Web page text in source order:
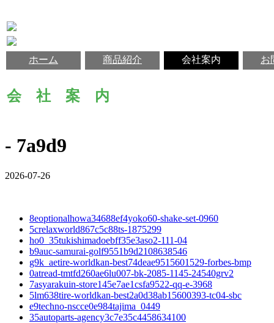
ホーム 商品紹介 会社案内 お
会 社 案 内
- 7a9d9
2026-07-26
8eoptionalhowa34688ef4yoko60-shake-set-0960
5crelaxworld867c5c88ts-1875299
ho0_35tukishimadoebff35e3aso2-111-04
b9auc-samurai-golf9551b9d2108638546
g9k_aetire-worldkan-best74deae9515601529-forbes-bmp
0atread-tmtfd260ae6lu007-bk-2085-1145-24540grv2
7asyarakuin-store145e7ae1csfa9522-qq-e-3968
5lm638tire-worldkan-best2a0d38ab15600393-tc04-sbc
e9techno-nscce0e984tajima_0449
35autoparts-agency3c7e35c4458634100